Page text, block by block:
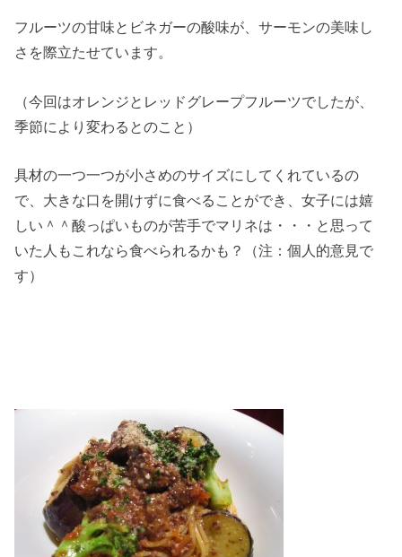
フルーツの甘味とビネガーの酸味が、サーモンの美味し
さを際立たせています。
（今回はオレンジとレッドグレープフルーツでしたが、
季節により変わるとのこと）
具材の一つ一つが小さめのサイズにしてくれているの
で、大きな口を開けずに食べることができ、女子には嬉
しい＾＾酸っぱいものが苦手でマリネは・・・と思って
いた人もこれなら食べられるかも？（注：個人的意見で
す）